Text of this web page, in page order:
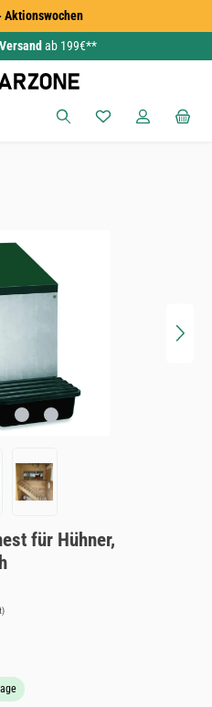
Aktionswochen
ab 199€**
Du hast 0
für Hühner,